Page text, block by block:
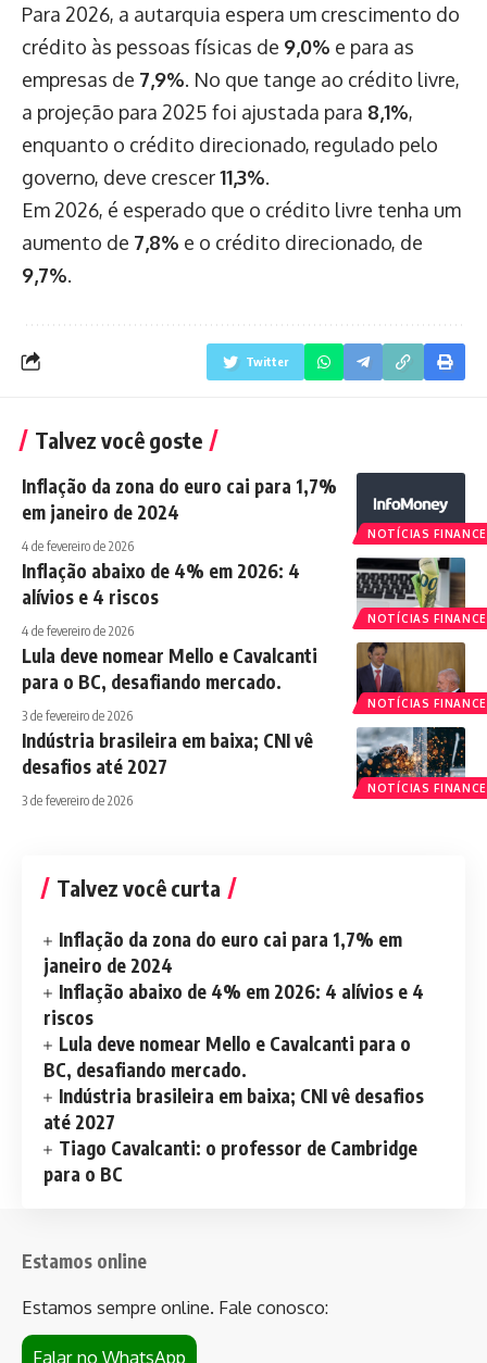
Para 2026, a autarquia espera um crescimento do
crédito às pessoas físicas de 9,0% e para as
empresas de 7,9%. No que tange ao crédito livre,
a projeção para 2025 foi ajustada para 8,1%,
enquanto o crédito direcionado, regulado pelo
governo, deve crescer11,3%.
Em 2026, é esperado que o crédito livre tenha um
aumento de 7,8% e o crédito direcionado, de
9,7%.
Twitter
Talvez você goste
NOTÍCIAS
Inflação da zona do euro cai para 1,7%
em janeiro de 2024
4 de fevereiro de 2026
NOTÍCIAS
Inflação abaixo de 4% em 2026: 4
alívios e 4 riscos
4 de fevereiro de 2026
NOTÍCIAS
Lula deve nomear Mello e Cavalcanti
para o BC, desafiando mercado.
3 de fevereiro de 2026
NOTÍCIAS
Indústria brasileira em baixa; CNI vê
desafios até 2027
3 de fevereiro de 2026
Talvez você curta
Inflação da zona do euro cai para 1,7% em
janeiro de 2024
Inflação abaixo de 4% em 2026: 4 alívios e 4
riscos
Lula deve nomear Mello e Cavalcanti para o
BC, desafiando mercado.
Indústria brasileira em baixa; CNI vê desafios
até 2027
Tiago Cavalcanti: o professor de Cambridge
para o BC
Estamos online
Estamos sempre online. Fale conosco:
Falar no WhatsApp